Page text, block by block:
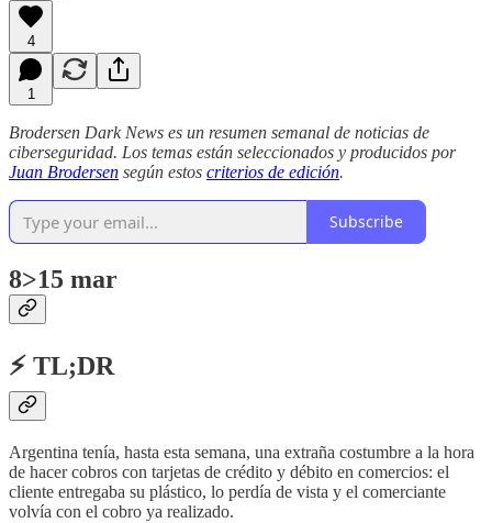
4
1
Brodersen Dark News es un resumen semanal de noticias de
ciberseguridad. Los temas están seleccionados y producidos por
Juan Brodersen según estos criterios de edición.
Subscribe
8>15 mar
⚡ TL;DR
Argentina tenía, hasta esta semana, una extraña costumbre a la hora
de hacer cobros con tarjetas de crédito y débito en comercios: el
cliente entregaba su plástico, lo perdía de vista y el comerciante
volvía con el cobro ya realizado.